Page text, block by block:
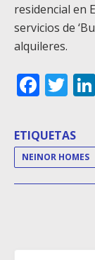
residencial en
servicios de
alquileres.
ETIQUETAS
NEINOR HOMES